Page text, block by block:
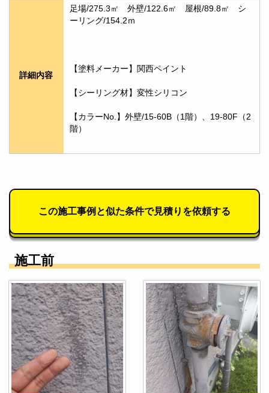
詳細内容
足場/275.3㎡　外壁/122.6㎡　屋根/89.8㎡　シ
ーリング/154.2ｍ
【塗料メーカー】関西ペイント
【シーリング材】変性シリコン
【カラーNo.】外壁/15-60B（1階）、19-80F（2
階）
この施工事例と似た条件で見積りを依頼する
施工前